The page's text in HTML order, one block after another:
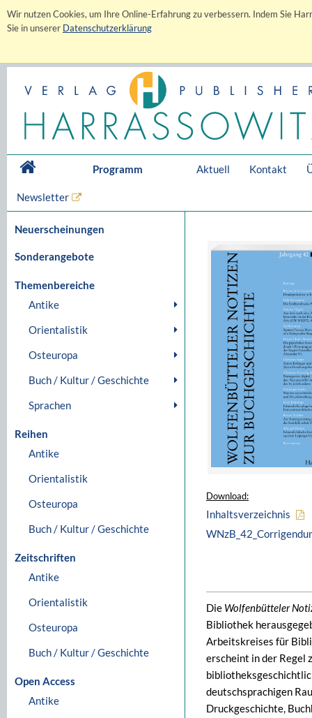
Wir nutzen Cookies, um Ihre Online-Erfahrung zu verbessern. Indem Sie
Sie in unserer Datenschutzerklärung
Programm Aktuell Kontakt
Newsletter
Neuerscheinungen
Sonderangebote
Themenbereiche
Antike
Orientalistik
Osteuropa
Buch / Kultur / Geschichte
Sprachen
Reihen
Antike
Orientalistik
Osteuropa
Buch / Kultur / Geschichte
Zeitschriften
Antike
Orientalistik
Osteuropa
Buch / Kultur / Geschichte
Open Access
Antike
Download:
Inhaltsverzeichnis
Die Wolfenbütteler
Bibliothek
Arbeitskreises für
erscheint in der Regel
deutschsprachigen
Druckgeschichte,